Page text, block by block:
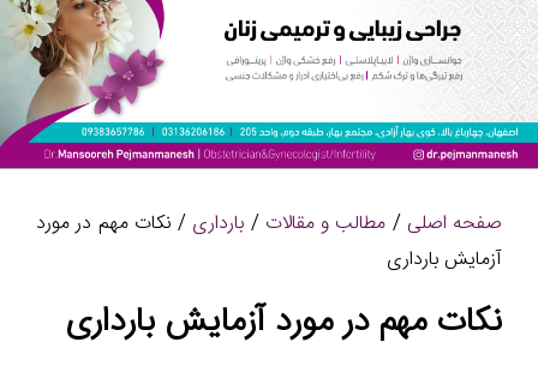
صفحه اصلی / مطالب و مقالات / بارداری / نکات مهم در مورد
آزمایش بارداری
نکات مهم در مورد آزمایش بارداری